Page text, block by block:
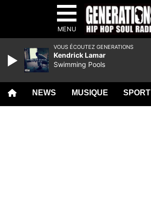
MENU
NEWS MUSIQUE SPORT
VOUS ÉCOUTEZ GENERATIONS
Kendrick Lamar
Swimming Pools